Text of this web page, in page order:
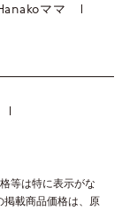
ママ
等は特に表示がな
載商品価格は、 原